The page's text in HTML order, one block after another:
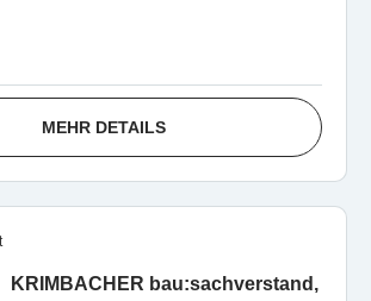
MEHR DETAILS
KRIMBACHER bau:sachverstand,